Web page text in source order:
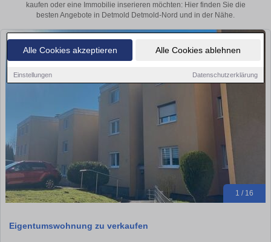
Alle Cookies akzeptieren Alle Cookies ablehnen
Einstellungen Datenschutzerklärung
kaufen oder eine Immobilie inserieren möchten: Hier finden Sie die
besten Angebote in Detmold Detmold-Nord und in der Nähe.
1 / 16
Eigentumswohnung zu verkaufen